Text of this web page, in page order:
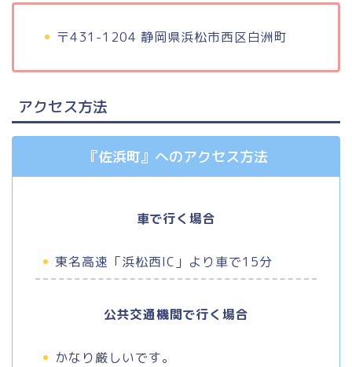
〒431-1204 静岡県浜松市西区白洲町
アクセス方法
『佐浜町』へのアクセス方法
車で行く場合
東名高速「浜松西IC」より車で15分
公共交通機関で行く場合
かなり厳しいです。